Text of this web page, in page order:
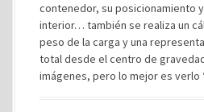
contenedor, su posicionamiento
interior… también se realiza un
peso de la carga y una
total desde el centro de
imágenes, pero lo mejor es verlo